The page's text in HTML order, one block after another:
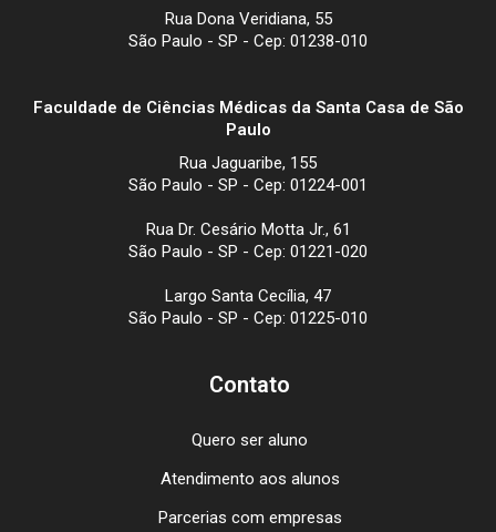
Rua Dona Veridiana, 55
São Paulo - SP - Cep: 01238-010
Faculdade de Ciências Médicas da Santa Casa de São
Paulo
Rua Jaguaribe, 155
São Paulo - SP - Cep: 01224-001
Rua Dr. Cesário Motta Jr., 61
São Paulo - SP - Cep: 01221-020
Largo Santa Cecília, 47
São Paulo - SP - Cep: 01225-010
Contato
Quero ser aluno
Atendimento aos alunos
Parcerias com empresas